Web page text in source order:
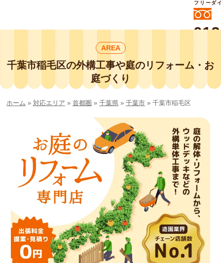
外構工事や庭リフォームは庭づくり業界
No.1チェーン店の
smileガーデンプチ庭づくり事業部にお
任せください！
フリーダ
AREA
千葉市稲毛区の外構工事や庭のリフォーム・お
庭づくり
ホーム » 対応エリア » 首都圏 » 千葉県 » 千葉市 » 千葉市稲毛区